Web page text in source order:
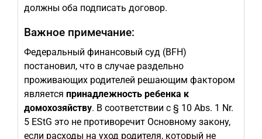
должны оба подписать договор.
Важное примечание:
Федеральный финансовый суд (BFH)
постановил, что в случае раздельно
проживающих родителей решающим фактором
является принадлежность ребенка к
домохозяйству. В соответствии с § 10 Abs. 1 Nr.
5 EStG это не противоречит Основному закону,
если расходы на уход родителя, который не